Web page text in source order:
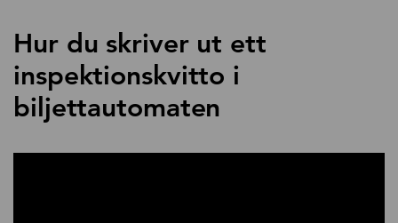
Hur du skriver ut ett
inspektionskvitto i
biljettautomaten